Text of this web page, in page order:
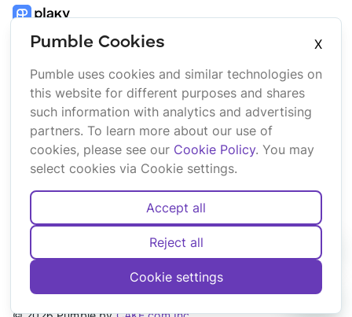
Gestión de proyectos
Plataforma
Paquete
Marketplace
Actualizaciones
Empresa
Sobre
nosotros
Afiliados
Marca
Privacidad Seguridad
Pumble Cookies
X
Pumble uses cookies and similar technologies on
this website for different purposes and shares
such information with analytics and advertising
partners. To learn more about our use of
cookies, please see our Cookie Policy. You may
select cookies via Cookie settings.
Accept all
Reject all
Cookie settings